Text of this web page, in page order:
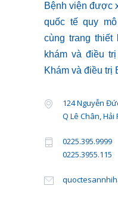
Bệnh viện được
quốc tế quy
cùng trang
khám và điều
Khám và điều trị
124 Nguyễn
Q Lê Chân, Hải
0225.395.9999
0225.3955.115